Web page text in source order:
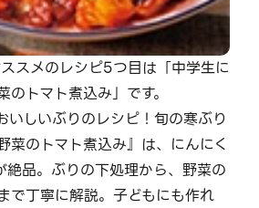
スメのレシピ5つ目は「中学生に
トマト煮込み」です。
いしいぶりのレシピ！旬の寒ぶり
菜のトマト煮込み』は、にんにく
絶品。ぶりの下処理から、野菜の
で丁寧に解説。子どもにも作れ